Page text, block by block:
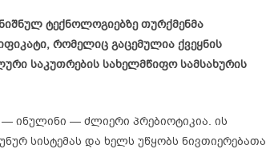
ტექნოლოგიებზე თურქმენმა
რომელიც გაცემულია ქვეყნის
საკუთრების სახელმწიფო სამსახურის
ინულინი — ძლიერი პრებიოტიკია. ის
სისტემას და ხელს უწყობს ნივთიერებათა